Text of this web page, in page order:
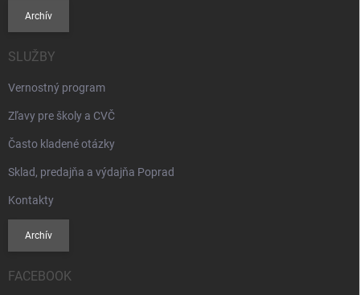
Archív
SLUŽBY
Vernostný program
Zľavy pre školy a CVČ
Často kladené otázky
Sklad, predajňa a výdajňa Poprad
Kontakty
Archív
FACEBOOK